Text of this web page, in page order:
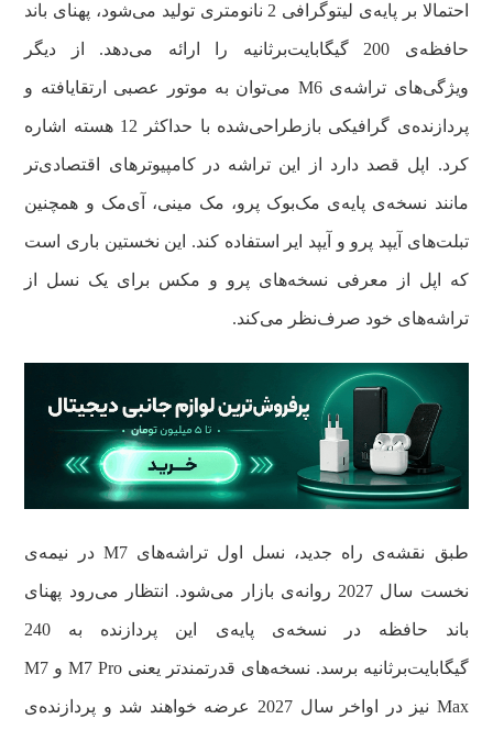
احتمالا بر پایه‌ی لیتوگرافی 2 نانومتری تولید می‌شود، پهنای باند
حافظه‌ی 200 گیگابایت‌بر‌ثانیه را ارائه می‌دهد. از دیگر
ویژگی‌های تراشه‌ی M6 می‌توان به موتور عصبی ارتقایافته و
پردازنده‌ی گرافیکی بازطراحی‌شده با حداکثر 12 هسته اشاره
کرد. اپل قصد دارد از این تراشه در کامپیوترهای اقتصادی‌تر
مانند نسخه‌ی پایه‌ی مک‌بوک پرو، مک مینی، آی‌مک و همچنین
تبلت‌های آیپد پرو و آیپد ایر استفاده کند. این نخستین باری است
که اپل از معرفی نسخه‌های پرو و مکس برای یک نسل از
تراشه‌های خود صرف‌نظر می‌کند.
طبق نقشه‌ی راه جدید، نسل اول تراشه‌های M7 در نیمه‌ی
نخست سال 2027 روانه‌ی بازار می‌شود. انتظار می‌رود پهنای
باند حافظه در نسخه‌ی پایه‌ی این پردازنده به 240
گیگابایت‌بر‌ثانیه برسد. نسخه‌های قدرتمندتر یعنی M7 Pro و M7
Max نیز در اواخر سال 2027 عرضه خواهند شد و پردازنده‌ی